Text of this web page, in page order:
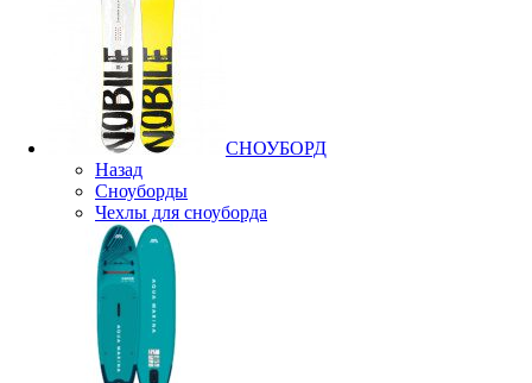
СНОУБОРД
Назад
Сноуборды
Чехлы для сноуборда